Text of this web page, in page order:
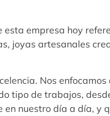
empresa hoy
joyas artesanales
Nos
tipo de trabajos,
nuestro día a día, y